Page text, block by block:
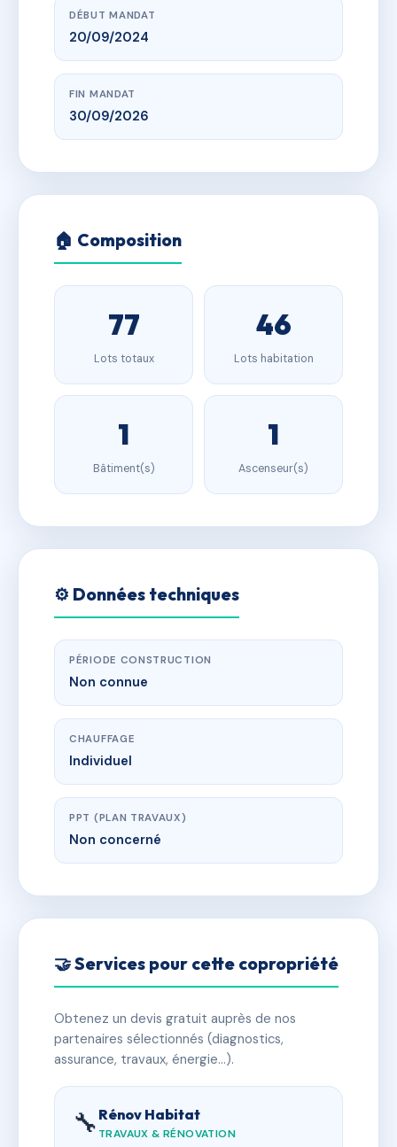
DÉBUT MANDAT
20/09/2024
FIN MANDAT
30/09/2026
🏠 Composition
77
Lots totaux
46
Lots habitation
1
Bâtiment(s)
1
Ascenseur(s)
⚙️ Données techniques
PÉRIODE CONSTRUCTION
Non connue
CHAUFFAGE
Individuel
PPT (PLAN TRAVAUX)
Non concerné
🤝 Services pour cette copropriété
Obtenez un devis gratuit auprès de nos
partenaires sélectionnés (diagnostics,
assurance, travaux, énergie…).
🔧 Rénov Habitat
TRAVAUX & RÉNOVATION